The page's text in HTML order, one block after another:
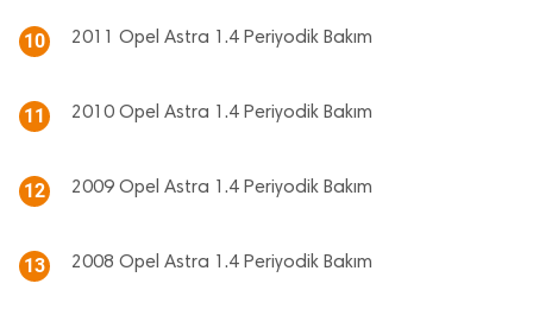
10 2011 Opel Astra 1.4 Periyodik Bakım
11 2010 Opel Astra 1.4 Periyodik Bakım
12 2009 Opel Astra 1.4 Periyodik Bakım
13 2008 Opel Astra 1.4 Periyodik Bakım